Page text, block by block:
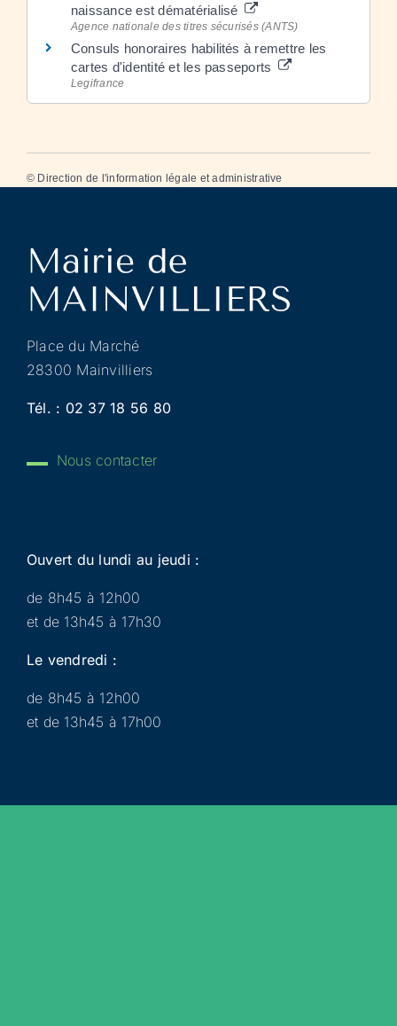
naissance est dématérialisé
Agence nationale des titres sécurisés (ANTS)
Consuls honoraires habilités à remettre les
cartes d'identité et les passeports
Legifrance
© Direction de l'information légale et administrative
Place du Marché
28300 Mainvilliers
Tél. : 02 37 18 56 80
Nous contacter
Ouvert du lundi au jeudi :
de 8h45 à 12h00
et de 13h45 à 17h30
Le vendredi :
de 8h45 à 12h00
et de 13h45 à 17h00